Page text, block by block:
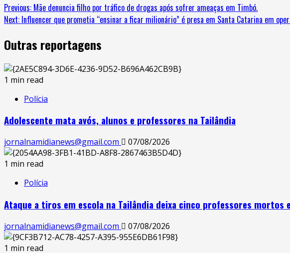
Continue
Reading
Previous: Mãe denuncia filho por tráfico de drogas após sofrer ameaças em Timbó.
Next: Influencer que prometia “ensinar a ficar milionário” é presa em Santa Catarina em
Outras reportagens
1 min read
Polícia
Adolescente mata avós, alunos e professores na Tailândia
jornalnamidianews@gmail.com
07/08/2026
1 min read
Polícia
Ataque a tiros em escola na Tailândia deixa cinco professores mortos
jornalnamidianews@gmail.com
07/08/2026
1 min read